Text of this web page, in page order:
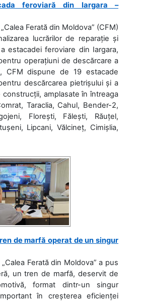
feroviară din Iargara –
Ferată din Moldova” (CFM)
lucrărilor de reparație și
estacadei feroviare din Iargara,
operațiuni de descărcare a
CFM dispune de 19 estacade
descărcarea pietrișului și a
amplasate în întreaga
Taraclia, Cahul, Bender-2,
Florești, Fălești, Răuțel,
Lipcani, Vălcineț, Cimișlia,
de marfă operat de un singur
Ferată din Moldova” a pus
un tren de marfă, deservit de
format dintr-un singur
în creșterea eficienței